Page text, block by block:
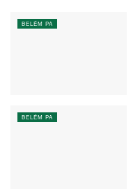
BELÉM PA
BELÉM PA